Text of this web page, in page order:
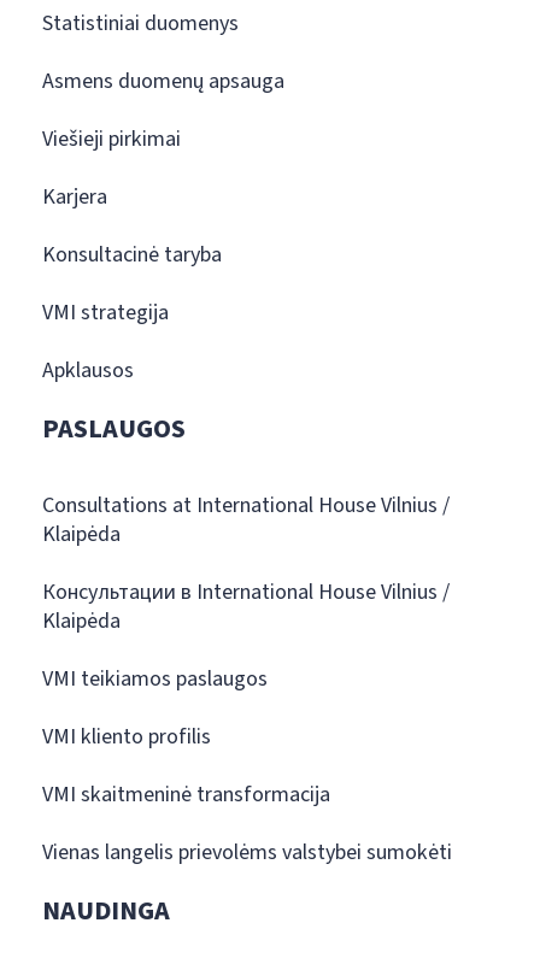
Statistiniai duomenys
Asmens duomenų apsauga
Viešieji pirkimai
Karjera
Konsultacinė taryba
VMI strategija
Apklausos
PASLAUGOS
Consultations at International House Vilnius /
Klaipėda
Консультации в International House Vilnius /
Klaipėda
VMI teikiamos paslaugos
VMI kliento profilis
VMI skaitmeninė transformacija
Vienas langelis prievolėms valstybei sumokėti
NAUDINGA